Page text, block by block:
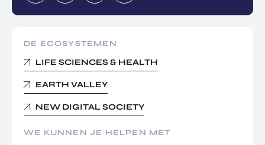
DE ECOSYSTEMEN
LIFE SCIENCES & HEALTH
EARTH VALLEY
NEW DIGITAL SOCIETY
WE KUNNEN JE HELPEN MET